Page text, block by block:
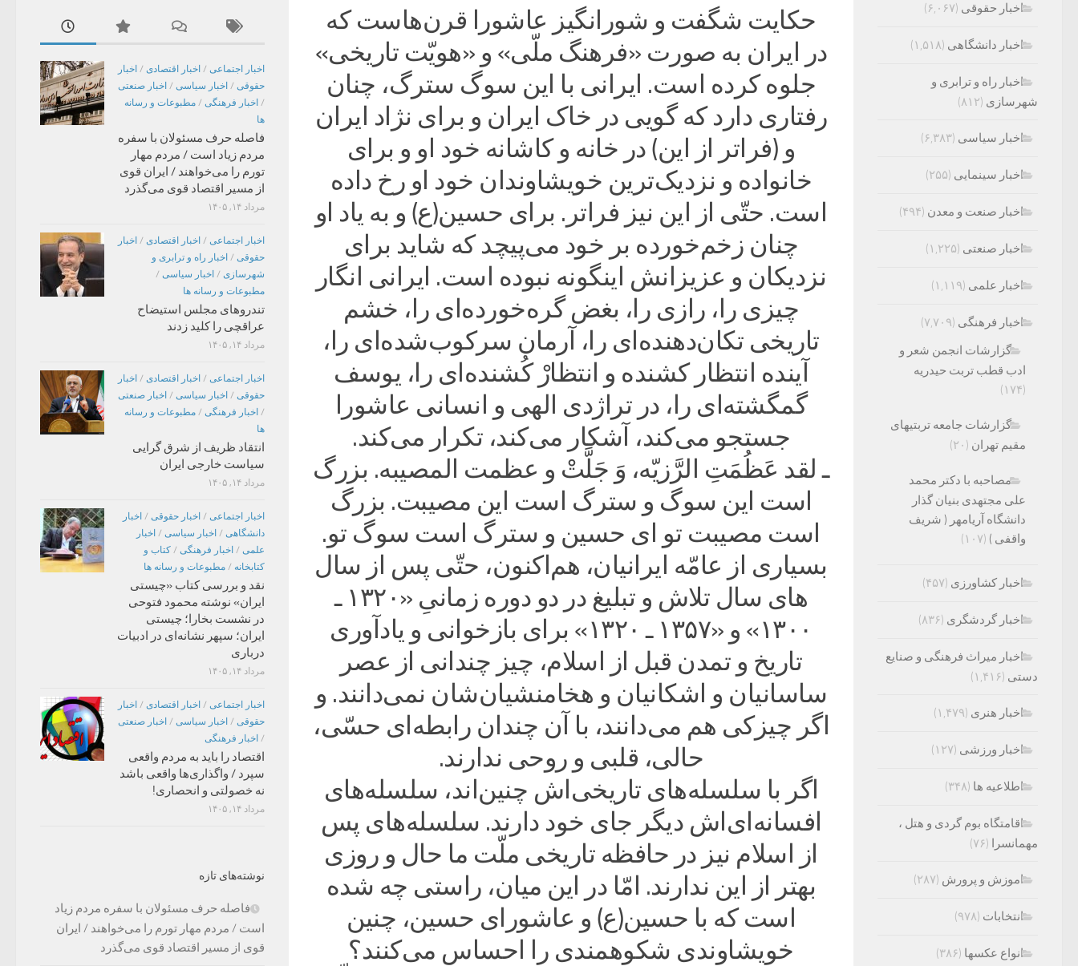
حکایت شگفت و شورانگیز عاشورا قرن‌هاست که
در ایران به صورت «فرهنگ ملّی» و «هویّت تاریخی»
جلوه کرده است. ایرانی با این سوگ سترگ، چنان
رفتاری دارد که گویی در خاک ایران و برای نژاد ایران
و (فراتر از این) در خانه و کاشانه خود او و برای
خانواده و نزدیک‌ترین خویشاوندان خود او رخ داده
است. حتّی از این نیز فراتر. برای حسین(ع) و به یاد او
چنان زخم‌خورده بر خود می‌پیچد که شاید برای
نزدیکان و عزیزانش اینگونه نبوده است. ایرانی انگار
چیزی را، رازی را، بغض گره‌خورده‌ای را، خشم
تاریخی تکان‌دهنده‌ای را، آرمان سرکوب‌شده‌ای را،
آینده انتظار کشنده‌ و انتظارْ کُشنده‌ای را، یوسف
گمگشته‌ای را، در تراژدی الهی و انسانی عاشورا
جستجو می‌کند، آشکار می‌کند، تکرار می‌کند.
ـ لقد عَظُمَتِ الرَّزیّه، وَ جَلَّتْ و عظمت المصیبه. بزرگ
است این سوگ و سترگ است این مصیبت. بزرگ
است مصیبت تو ای حسین و سترگ است سوگ تو.
بسیاری از عامّه ایرانیان، هم‌اکنون، حتّی پس از سال
های سال تلاش و تبلیغ در دو دوره زمانیِ «۱۳۲۰ ـ
۱۳۰۰» و «۱۳۵۷ ـ ۱۳۲۰» برای بازخوانی و یادآوری
تاریخ و تمدن قبل از اسلام، چیز چندانی از عصر
ساسانیان و اشکانیان و هخامنشیان‌شان نمی‌دانند. و
اگر چیزکی هم می‌دانند، با آن چندان رابطه‌ای حسّی،
حالی، قلبی و روحی ندارند.
اگر با سلسله‌های تاریخی‌اش چنین‌اند، سلسله‌های
افسانه‌ای‌اش دیگر جای خود دارند. سلسله‌های پس
از اسلام نیز در حافظه تاریخی ملّت ما حال و روزی
بهتر از این ندارند. امّا در این میان، راستی چه شده
است که با حسین(ع) و عاشورای حسین، چنین
خویشاوندی شکوهمندی را احساس می‌کنند؟
اخبار اجتماعی / اخبار اقتصادی / اخبار
حقوقی / اخبار سیاسی / اخبار صنعتی
/ اخبار فرهنگی / مطبوعات و رسانه
ها
فاصله حرف مسئولان با سفره
مردم زیاد است / مردم مهار
تورم را می‌خواهند / ایران قوی
از مسیر اقتصاد قوی می‌گذرد
مرداد ۱۴, ۱۴۰۵
اخبار اجتماعی / اخبار اقتصادی / اخبار
حقوقی / اخبار راه و ترابری و
شهرسازی / اخبار سیاسی /
مطبوعات و رسانه ها
تندروهای مجلس استیضاح
عراقچی را کلید زدند
مرداد ۱۴, ۱۴۰۵
اخبار اجتماعی / اخبار اقتصادی / اخبار
حقوقی / اخبار سیاسی / اخبار صنعتی
/ اخبار فرهنگی / مطبوعات و رسانه
ها
انتقاد ظریف از شرق گرایی
سیاست خارجی ایران
مرداد ۱۴, ۱۴۰۵
اخبار اجتماعی / اخبار حقوقی / اخبار
دانشگاهی / اخبار سیاسی / اخبار
علمی / اخبار فرهنگی / کتاب و
کتابخانه / مطبوعات و رسانه ها
نقد و بررسی کتاب «چیستی
ایران» نوشته محمود فتوحی
در نشست بخارا؛ چیستی
ایران؛ سپهر نشانه‌ای در ادبیات
درباری
مرداد ۱۴, ۱۴۰۵
اخبار اجتماعی / اخبار اقتصادی / اخبار
حقوقی / اخبار سیاسی / اخبار صنعتی
/ اخبار فرهنگی
اقتصاد را باید به مردم واقعی
سپرد / واگذاری‌ها واقعی باشد
نه خصولتی و انحصاری!
مرداد ۱۴, ۱۴۰۵
نوشته‌های تازه
فاصله حرف مسئولان با سفره مردم زیاد
است / مردم مهار تورم را می‌خواهند / ایران
قوی از مسیر اقتصاد قوی می‌گذرد
اخبار حقوقی (۶,۰۶۷)
اخبار دانشگاهی (۱,۵۱۸)
اخبار راه و ترابری و
شهرسازی (۸۱۲)
اخبار سیاسی (۶,۳۸۳)
اخبار سینمایی (۲۵۵)
اخبار صنعت و معدن (۴۹۴)
اخبار صنعتی (۱,۲۲۵)
اخبار علمی (۱,۱۱۹)
اخبار فرهنگی (۷,۷۰۹)
گزارشات انجمن شعر و
ادب قطب تربت حیدریه
(۱۷۴)
گزارشات جامعه تربتیهای
مقیم تهران (۲۰)
مصاحبه با دکتر محمد
علی مجتهدی بنیان گذار
دانشگاه آریامهر ( شریف
واقفی ) (۱۰۷)
اخبار کشاورزی (۴۵۷)
اخبار گردشگری (۸۳۶)
اخبار میراث فرهنگی و صنایع
دستی (۱,۴۱۶)
اخبار هنری (۱,۴۷۹)
اخبار ورزشی (۱۲۷)
اطلاعیه ها (۳۴۸)
اقامتگاه بوم گردی و هتل ،
مهمانسرا (۷۶)
اموزش و پرورش (۲۸۷)
انتخابات (۹۷۸)
انواع عکسها (۳۸۶)